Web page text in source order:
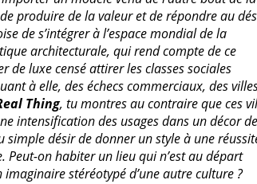
produire de la valeur et de répondre au
de s’intégrer à l’espace mondial de la
architecturale, qui rend compte de ce
de luxe censé attirer les classes sociales
à elle, des échecs commerciaux, des
Thing, tu montres au contraire que ces
intensification des usages dans un décor de
simple désir de donner un style à une
Peut-on habiter un lieu qui n’est au départ
imaginaire stéréotypé d’une autre culture ?